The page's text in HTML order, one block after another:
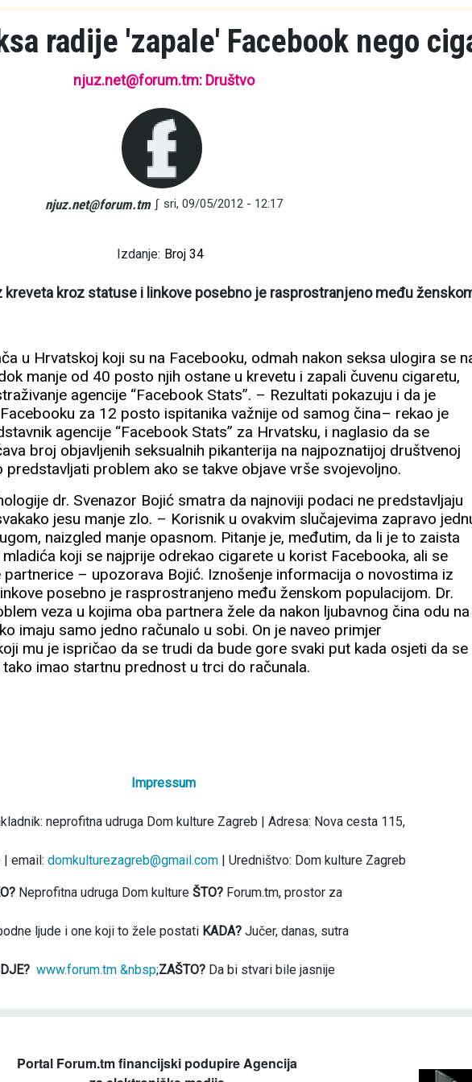
radije 'zapale' Facebook nego
njuz.net@forum.tm: Društvo
njuz.net@forum.tm ∫ sri, 09/05/2012 - 12:17
Izdanje: Broj 34
kroz statuse i linkove posebno je rasprostranjeno među
u Hrvatskoj koji su na Facebooku, odmah nakon seksa ulogira se
manje od 40 posto njih ostane u krevetu i zapali čuvenu cigaretu,
agencije “Facebook Stats”. – Rezultati pokazuju i da je
za 12 posto ispitanika važnije od samog čina– rekao je
agencije “Facebook Stats” za Hrvatsku, i naglasio da se
broj objavljenih seksualnih pikanterija na najpoznatijoj društvenoj
problem ako se takve objave vrše svojevoljno.
dr. Svenazor Bojić smatra da najnoviji podaci ne predstavljaju
jesu manje zlo. – Korisnik u ovakvim slučajevima zapravo
naizgled manje opasnom. Pitanje je, međutim, da li je to zaista
koji se najprije odrekao cigarete u korist Facebooka, ali se
partnerice – upozorava Bojić. Iznošenje informacija o novostima iz
posebno je rasprostranjeno među ženskom populacijom. Dr.
veza u kojima oba partnera žele da nakon ljubavnog čina odu na
imaju samo jedno računalo u sobi. On je naveo primjer
mu je ispričao da se trudi da bude gore svaki put kada osjeti da se
imao startnu prednost u trci do računala.
Impressum
neprofitna udruga Dom kulture Zagreb | Adresa: Nova cesta 115,
| email: domkulturezagreb@gmail.com | Uredništvo: Dom kulture Zagreb
Neprofitna udruga Dom kulture ŠTO? Forum.tm, prostor za
ljude i one koji to žele postati KADA? Jučer, danas, sutra
www.forum.tm &nbsp;ZAŠTO? Da bi stvari bile jasnije
Portal Forum.tm financijski podupire Agencija